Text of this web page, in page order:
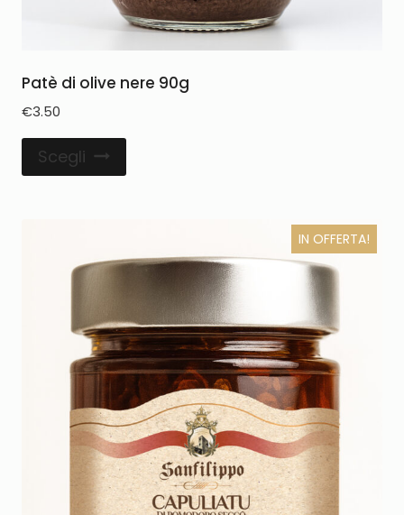
Patè di olive nere 90g
€3.50
Scegli
IN OFFERTA!